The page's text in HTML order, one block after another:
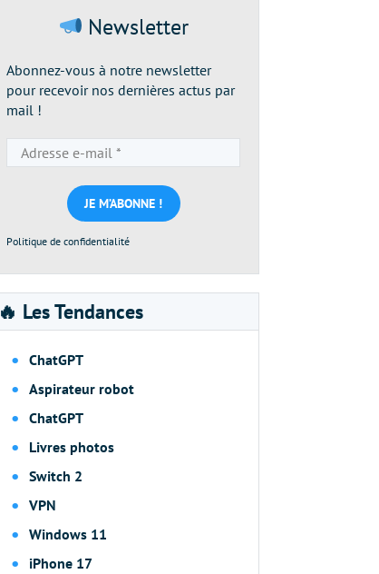
Newsletter
Abonnez-vous à notre newsletter
pour recevoir nos dernières actus par
mail !
e-
mail
*
Politique de confidentialité
🔥 Les Tendances
ChatGPT
Aspirateur robot
ChatGPT
Livres photos
Switch 2
VPN
Windows 11
iPhone 17